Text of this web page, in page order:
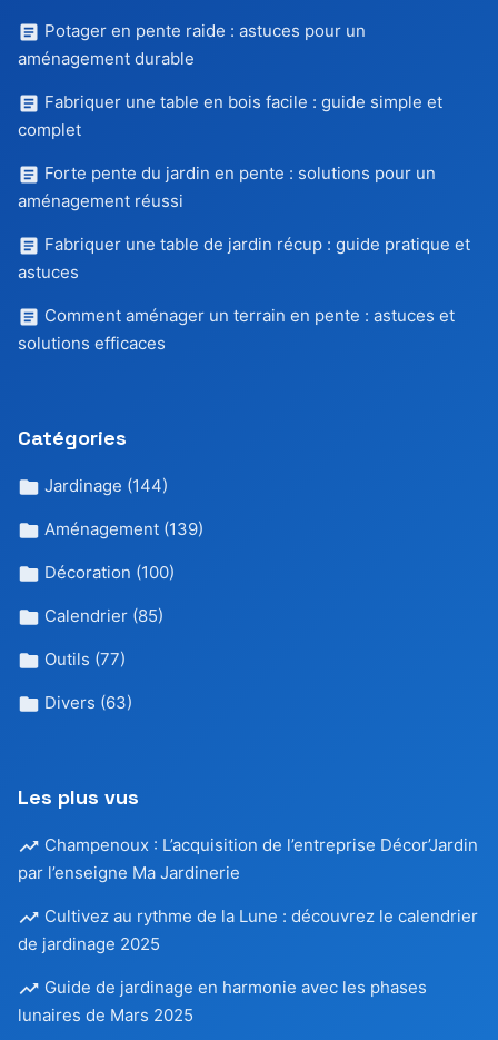
Potager en pente raide : astuces pour un
aménagement durable
Fabriquer une table en bois facile : guide simple et
complet
Forte pente du jardin en pente : solutions pour un
aménagement réussi
Fabriquer une table de jardin récup : guide pratique et
astuces
Comment aménager un terrain en pente : astuces et
solutions efficaces
Catégories
Jardinage (144)
Aménagement (139)
Décoration (100)
Calendrier (85)
Outils (77)
Divers (63)
Les plus vus
Champenoux : L’acquisition de l’entreprise Décor’Jardin
par l’enseigne Ma Jardinerie
Cultivez au rythme de la Lune : découvrez le calendrier
de jardinage 2025
Guide de jardinage en harmonie avec les phases
lunaires de Mars 2025